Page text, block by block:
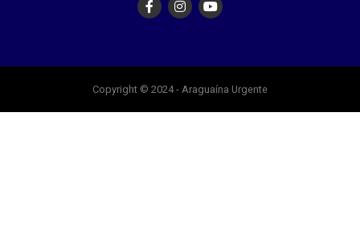
Copyright © 2024 - Araguaína Urgente